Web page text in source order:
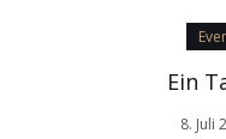
Ein
8. Juli